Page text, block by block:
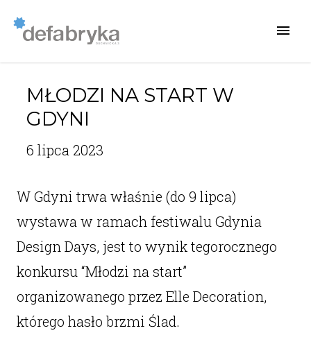
MŁODZI NA START W
GDYNI
6 lipca 2023
W Gdyni trwa właśnie (do 9 lipca)
wystawa w ramach festiwalu Gdynia
Design Days, jest to wynik tegorocznego
konkursu “Młodzi na start”
organizowanego przez Elle Decoration,
którego hasło brzmi Ślad.